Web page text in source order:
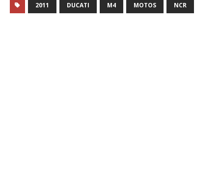
2011 DUCATI M4 MOTOS NCR